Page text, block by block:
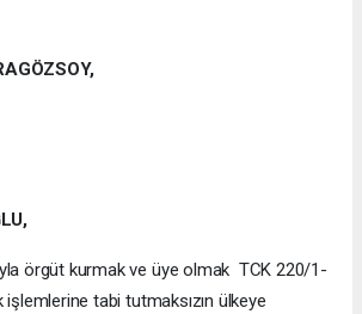
örgüt kurmak ve üye olmak TCK 220/1-
işlemlerine tabi tutmaksızın ülkeye